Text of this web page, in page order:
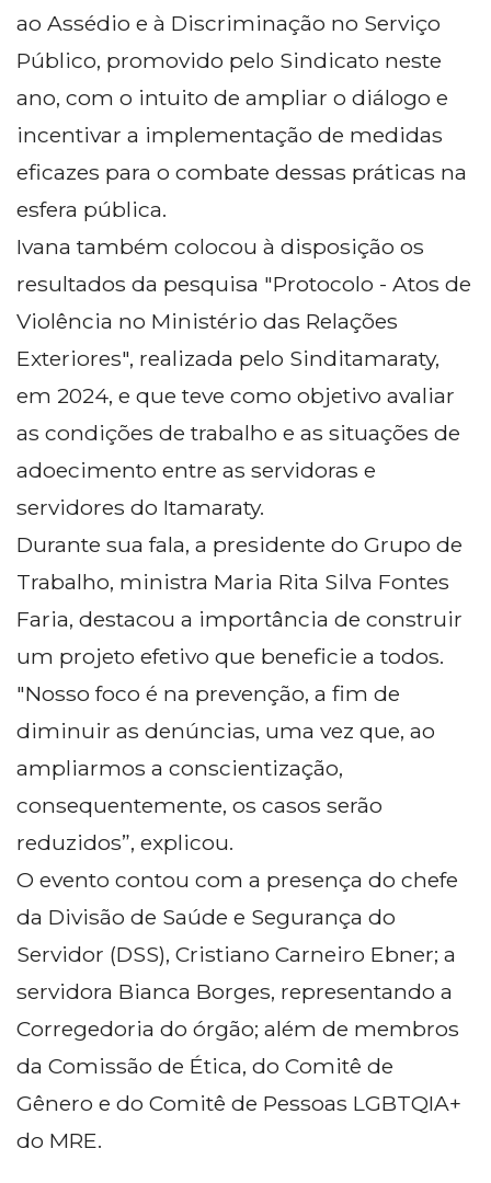
ao Assédio e à Discriminação no Serviço
Público, promovido pelo Sindicato neste
ano, com o intuito de ampliar o diálogo e
incentivar a implementação de medidas
eficazes para o combate dessas práticas na
esfera pública.
Ivana também colocou à disposição os
resultados da pesquisa "Protocolo - Atos de
Violência no Ministério das Relações
Exteriores", realizada pelo Sinditamaraty,
em 2024, e que teve como objetivo avaliar
as condições de trabalho e as situações de
adoecimento entre as servidoras e
servidores do Itamaraty.
Durante sua fala, a presidente do Grupo de
Trabalho, ministra Maria Rita Silva Fontes
Faria, destacou a importância de construir
um projeto efetivo que beneficie a todos.
"Nosso foco é na prevenção, a fim de
diminuir as denúncias, uma vez que, ao
ampliarmos a conscientização,
consequentemente, os casos serão
reduzidos”, explicou.
O evento contou com a presença do chefe
da Divisão de Saúde e Segurança do
Servidor (DSS), Cristiano Carneiro Ebner; a
servidora Bianca Borges, representando a
Corregedoria do órgão; além de membros
da Comissão de Ética, do Comitê de
Gênero e do Comitê de Pessoas LGBTQIA+
do MRE.